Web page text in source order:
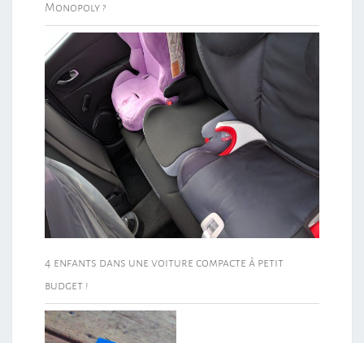
Monopoly ?
4 enfants dans une voiture compacte à petit
budget !